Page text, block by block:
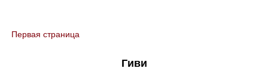
You are here
Первая страница
Гиви